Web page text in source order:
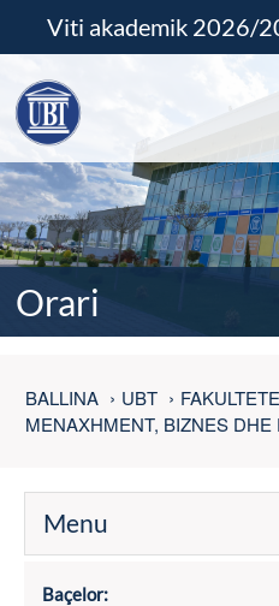
Viti akademik 2026/
Orari
BALLINA UBT
MENAXHMENT, BIZNES DHE
Menu
Baçelor: